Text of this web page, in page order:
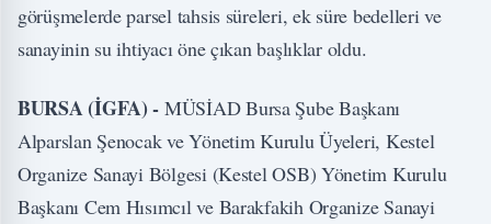
görüşmelerde parsel tahsis süreleri, ek süre bedelleri ve
sanayinin su ihtiyacı öne çıkan başlıklar oldu.
BURSA (İGFA) - MÜSİAD Bursa Şube Başkanı
Alparslan Şenocak ve Yönetim Kurulu Üyeleri, Kestel
Organize Sanayi Bölgesi (Kestel OSB) Yönetim Kurulu
Başkanı Cem Hısımcıl ve Barakfakih Organize Sanayi